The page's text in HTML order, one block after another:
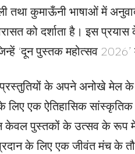
तथा कुमाऊँनी भाषाओं में
को दर्शाता है। इस
‘दून पुस्तक महोत्सव
प्रस्तुतियों के अपने अनोखे मेल
लिए एक ऐतिहासिक
केवल पुस्तकों के उत्सव के रूप
के लिए एक जीवंत मंच के